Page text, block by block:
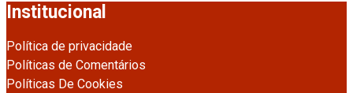
Institucional
Política de privacidade
Políticas de Comentários
Políticas De Cookies